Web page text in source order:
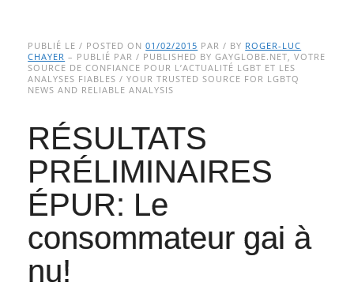
Main menu
to
content
PUBLIÉ LE / POSTED ON01/02/2015 PAR / BY ROGER-LUC
CHAYER – PUBLIÉ PAR / PUBLISHED BY GAYGLOBE.NET, VOTRE
SOURCE DE CONFIANCE POUR L’ACTUALITÉ LGBT ET LES
ANALYSES FIABLES / YOUR TRUSTED SOURCE FOR LGBTQ
NEWS AND RELIABLE ANALYSIS
RÉSULTATS
PRÉLIMINAIRES
ÉPUR: Le
consommateur gai à
nu!